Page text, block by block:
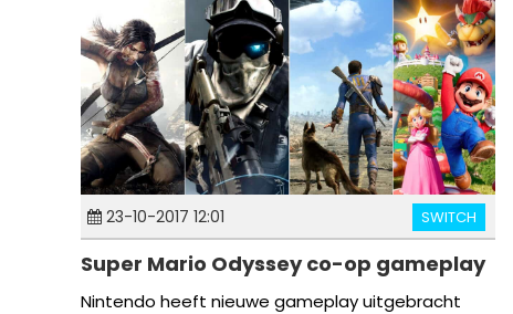
23-10-2017 12:01 SWITCH
Super Mario Odyssey co-op gameplay
Nintendo heeft nieuwe gameplay uitgebracht